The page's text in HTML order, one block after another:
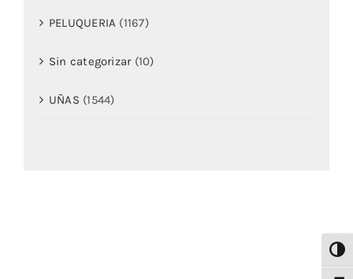
PELUQUERIA (1167)
Sin categorizar (10)
UÑAS (1544)